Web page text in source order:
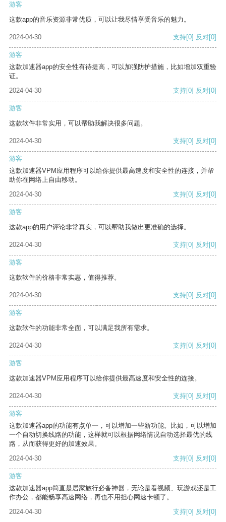
游客
这款app的音乐资源非常优质，可以让我尽情享受音乐的魅力。
2024-04-30 支持[0] 反对[0]
游客
这款加速器app的安全性有待提高，可以加强防护措施，比如增加双重验
证。
2024-04-30
支持[0] 反对[0]
游客
这款软件非常实用，可以帮助我解决很多问题。
2024-04-30 支持[0] 反对[0]
游客
这款加速器VPM应用程序可以给你提供最高速度和安全性的连接，并帮
助你在网络上自由移动。
2024-04-30
支持[0] 反对[0]
游客
这款app的用户评论非常真实，可以帮助我做出更准确的选择。
2024-04-30 支持[0] 反对[0]
游客
这款软件的价格非常实惠，值得推荐。
2024-04-30 支持[0] 反对[0]
游客
这款软件的功能非常全面，可以满足我所有需求。
2024-04-30 支持[0] 反对[0]
游客
这款加速器VPM应用程序可以给你提供最高速度和安全性的连接。
2024-04-30 支持[0] 反对[0]
游客
这款加速器app的功能有点单一，可以增加一些新功能。比如，可以增加
一个自动切换线路的功能，这样就可以根据网络情况自动选择最优的线
路，从而获得更好的加速效果。
2024-04-30
支持[0] 反对[0]
游客
这款加速器app简直是居家旅行必备神器，无论是看视频、玩游戏还是工
作办公，都能畅享高速网络，再也不用担心网速卡顿了。
2024-04-30
支持[0] 反对[0]